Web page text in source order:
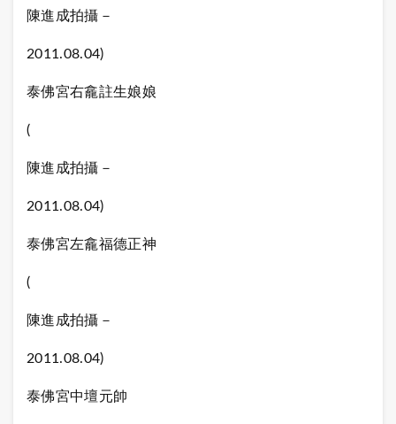
陳進成拍攝－
2011.08.04)
泰佛宮右龕註生娘娘
(
陳進成拍攝－
2011.08.04)
泰佛宮左龕福德正神
(
陳進成拍攝－
2011.08.04)
泰佛宮中壇元帥